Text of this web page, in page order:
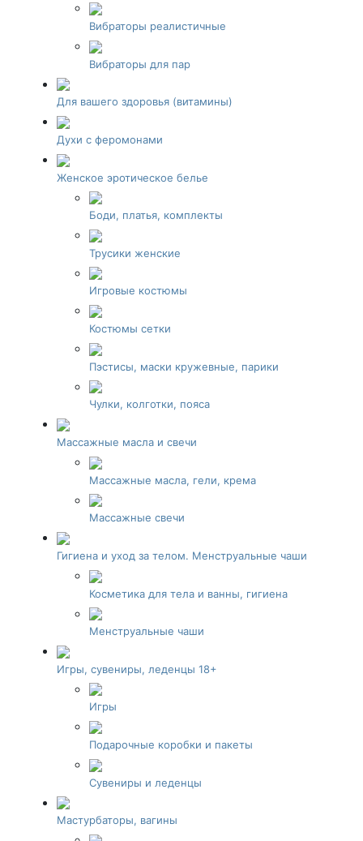
Вибраторы реалистичные
Вибраторы для пар
Для вашего здоровья (витамины)
Духи с феромонами
Женское эротическое белье
Боди, платья, комплекты
Трусики женские
Игровые костюмы
Костюмы сетки
Пэстисы, маски кружевные, парики
Чулки, колготки, пояса
Массажные масла и свечи
Массажные масла, гели, крема
Массажные свечи
Гигиена и уход за телом. Менструальные чаши
Косметика для тела и ванны, гигиена
Менструальные чаши
Игры, сувениры, леденцы 18+
Игры
Подарочные коробки и пакеты
Сувениры и леденцы
Мастурбаторы, вагины